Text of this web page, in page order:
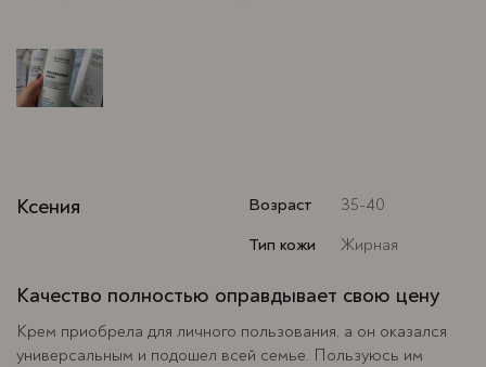
Ксения Возраст
35-40
Тип кожи
Жирная
Качество полностью оправдывает свою цену
Крем приобрела для личного пользования, а он оказался
универсальным и подошел всей семье. Пользуюсь им